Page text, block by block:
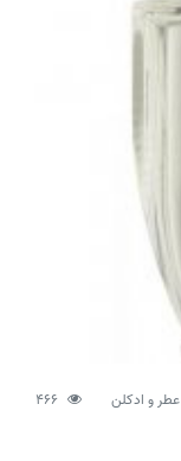
عطر و ادکلن
466